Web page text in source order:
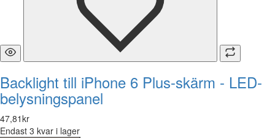
Backlight till iPhone 6 Plus-skärm - LED-
belysningspanel
47,81kr
Endast 3 kvar i lager